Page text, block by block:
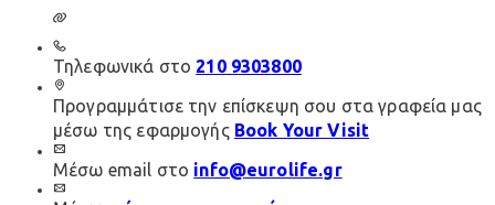
Τηλεφωνικά στο 210 9303800
Προγραμμάτισε την επίσκεψη σου στα γραφεία μας
μέσω της εφαρμογής Book Your Visit
Μέσω email στο info@eurolife.gr